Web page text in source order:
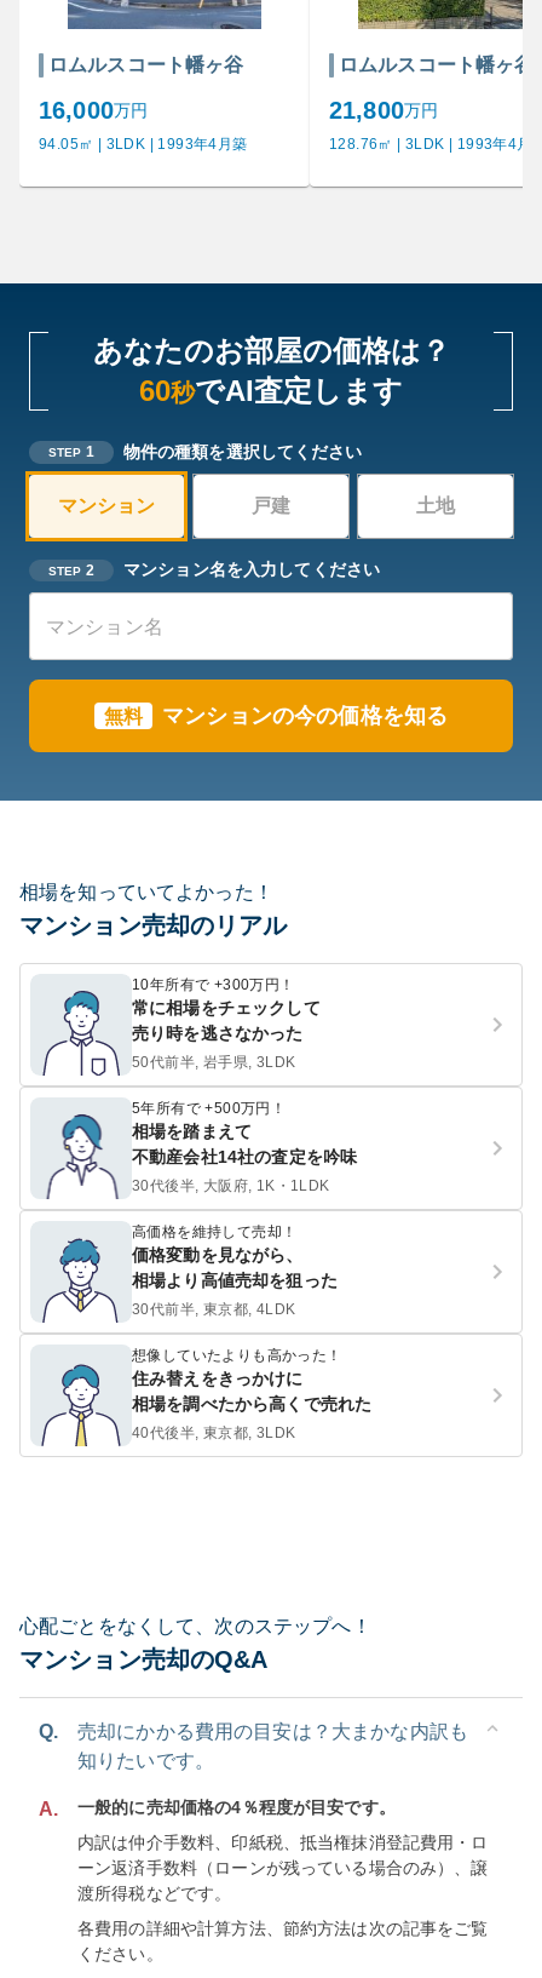
ロムルスコート幡ヶ谷
16,000万円
94.05㎡ | 3LDK | 1993年4月築
ロムルスコート幡ヶ谷
21,800万円
128.76㎡ | 3LDK | 1993年4月
あなたのお部屋の価格は？
60秒でAI査定します
STEP 1 物件の種類を選択してください
マンション 戸建 土地
STEP 2 マンション名を入力してください
無料 マンションの今の価格を知る
相場を知っていてよかった！
マンション売却のリアル
10年所有で +300万円！
常に相場をチェックして
売り時を逃さなかった
50代前半, 岩手県, 3LDK
5年所有で +500万円！
相場を踏まえて
不動産会社14社の査定を吟味
30代後半, 大阪府, 1K・1LDK
高価格を維持して売却！
価格変動を見ながら、
相場より高値売却を狙った
30代前半, 東京都, 4LDK
想像していたよりも高かった！
住み替えをきっかけに
相場を調べたから高くで売れた
40代後半, 東京都, 3LDK
心配ごとをなくして、次のステップへ！
マンション売却のQ&A
Q.
売却にかかる費用の目安は？大まかな内訳も
知りたいです。
A.
一般的に売却価格の4％程度が目安です。
内訳は仲介手数料、印紙税、抵当権抹消登記費用・ロ
ーン返済手数料（ローンが残っている場合のみ）、譲
渡所得税などです。
各費用の詳細や計算方法、節約方法は次の記事をご覧
ください。